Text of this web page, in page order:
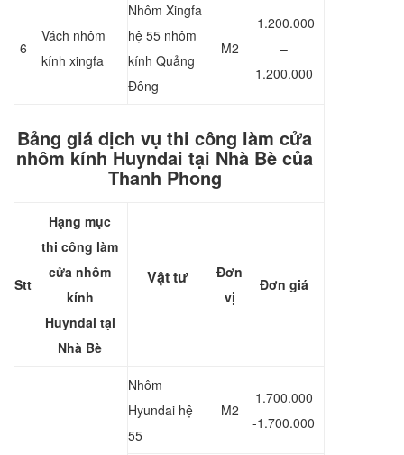
6
Vách nhôm
kính xingfa
Nhôm Xingfa
hệ 55 nhôm
kính Quảng
Đông
M2
1.200.000
–
1.200.000
Bảng giá dịch vụ thi công làm cửa
nhôm kính Huyndai tại Nhà Bè của
Thanh Phong
Stt
Hạng mục
thi công làm
cửa nhôm
kính
Huyndai tại
Nhà Bè
Vật tư
Đơn
vị
Đơn giá
Nhôm
Hyundai hệ
55
M2
1.700.000
-1.700.000